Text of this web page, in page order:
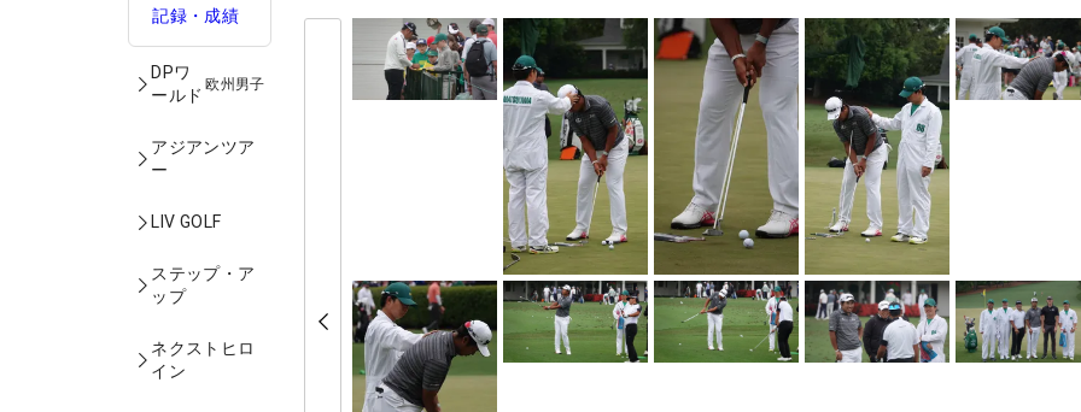
記録・成績
DPワ
ールド
欧州男子
アジアンツア
ー
LIV GOLF
ステップ・ア
ップ
ネクストヒロ
イン